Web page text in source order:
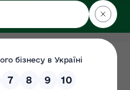
з користувачами